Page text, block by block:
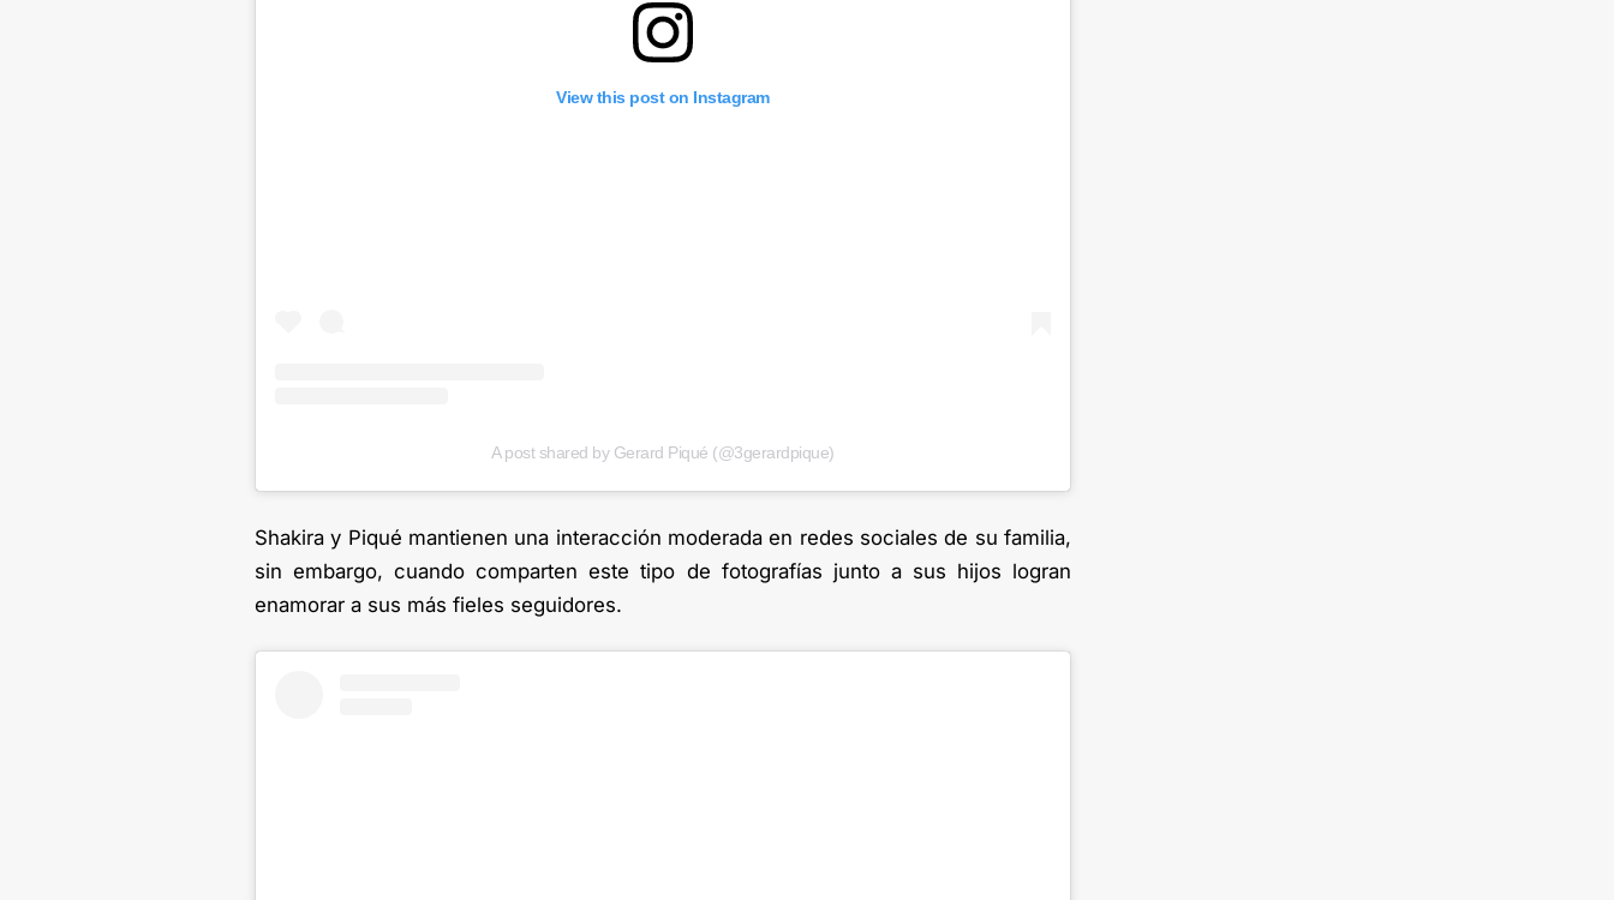
View this post on Instagram
A post shared by Gerard Piqué (@3gerardpique)
Shakira y Piqué mantienen una interacción moderada en redes sociales de su familia,
sin embargo, cuando comparten este tipo de fotografías junto a sus hijos logran
enamorar a sus más fieles seguidores.